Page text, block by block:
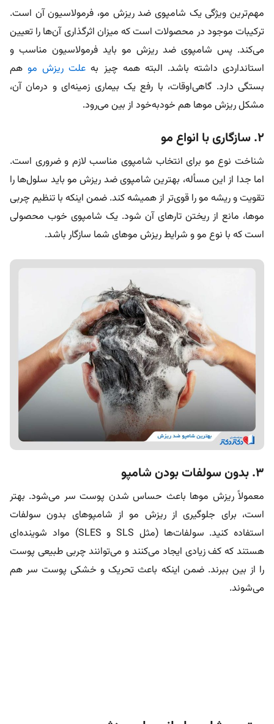
مهم‌ترین ویژگی یک شامپوی ضد ریزش مو، فرمولاسیون آن است.
ترکیبات موجود در محصولات است که میزان اثر‌گذاری آن‌ها را تعیین
می‌کند. پس شامپوی ضد ریزش مو باید فرمولاسیون مناسب و
استانداردی داشته باشد. البته همه چیز به علت ریزش موهم
بستگی دارد. گاهی‌اوقات، با رفع یک بیماری زمینه‌ای و درمان آن،
مشکل ریزش موها هم خودبه‌خود از بین می‌رود.
۲. سازگاری با انواع مو
شناخت نوع مو برای انتخاب شامپوی مناسب لازم و ضروری است.
اما جدا از این مسأله، بهترین شامپوی ضد ریزش مو باید سلول‌ها را
تقویت و ریشه مو را قوی‌تر از همیشه کند. ضمن اینکه با تنظیم چربی
موها، مانع از ریختن تارهای آن شود. یک شامپوی خوب محصولی
است که با نوع مو و شرایط ریزش موهای شما سازگار باشد.
۳. بدون سولفات بودن شامپو
معمولاً ریزش مو‌ها باعث حساس شدن پوست سر می‌شود. بهتر
است، برای جلوگیری از ریزش مو از شامپو‌های بدون سولفات
استفاده کنید. سولفات‌ها (مثل SLS و SLES) مواد شوینده‌ای
هستند که کف زیادی ایجاد می‌کنند و می‌توانند چربی طبیعی پوست
را از بین ببرند. ضمن اینکه باعث تحریک و خشکی پوست سر هم
می‌شوند.